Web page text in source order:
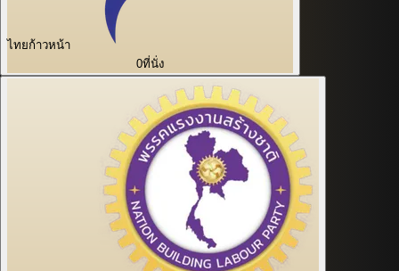
ไทยก้าวหน้า
0ที่นั่ง